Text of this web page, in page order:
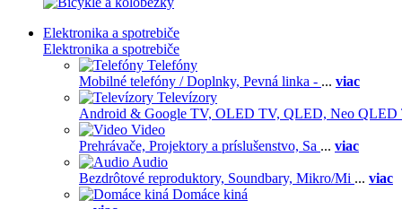
Elektronika a spotrebiče
Elektronika a spotrebiče
Telefóny
Mobilné telefóny / Doplnky, Pevná linka - ... viac
Televízory
Android & Google TV, OLED TV, QLED, Neo QLED
Video
Prehrávače, Projektory a príslušenstvo, Sa ... viac
Audio
Bezdrôtové reproduktory, Soundbary, Mikro/Mi ... viac
Domáce kiná